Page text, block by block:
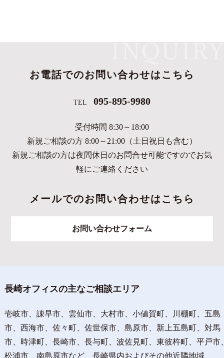
お電話でのお問い合わせはこちら
TEL 095-895-9980
受付時間 8:30～18:00
新規ご相談の方 8:00～21:00（土日祝日も含む）
新規ご相談の方は夜間休日のお問合せ可能ですのでお気
軽にご連絡ください
メールでのお問い合わせはこちら
お問い合わせフォーム
長崎オフィスの主なご相談エリア
壱岐市、諌早市、雲仙市、大村市、小値賀町、川棚町、五島
市、西海市、佐々町、佐世保市、島原市、新上五島町、対馬
市、時津町、長崎市、長与町、波佐見町、東彼杵町、平戸市
松浦市、南島原市など、長崎県内およびその他近隣地域